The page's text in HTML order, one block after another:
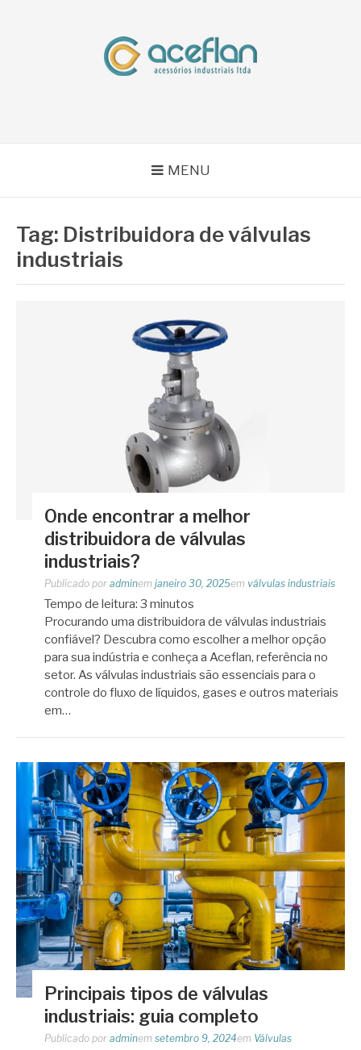
MENU
Tag: Distribuidora de válvulas
industriais
Onde encontrar a melhor
distribuidora de válvulas
industriais?
Publicado por adminem janeiro 30, 2025em válvulas industriais
Tempo de leitura: 3 minutos
Procurando uma distribuidora de válvulas industriais
confiável? Descubra como escolher a melhor opção
para sua indústria e conheça a Aceflan, referência no
setor. As válvulas industriais são essenciais para o
controle do fluxo de líquidos, gases e outros materiais
em…
Principais tipos de válvulas
industriais: guia completo
Publicado por adminem setembro 9, 2024em Válvulas